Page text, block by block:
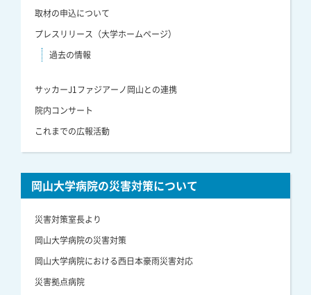
取材の申込について
プレスリリース（大学ホームページ）
過去の情報
サッカーJ1ファジアーノ岡山との連携
院内コンサート
これまでの広報活動
岡山大学病院の災害対策について
災害対策室長より
岡山大学病院の災害対策
岡山大学病院における西日本豪雨災害対応
災害拠点病院